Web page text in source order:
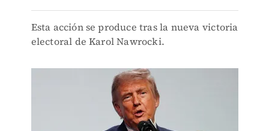
Esta acción se produce tras la nueva victoria
electoral de Karol Nawrocki.